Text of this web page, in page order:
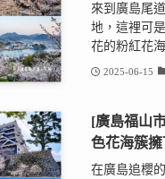
來到廣島尾
地，這裡可
花的粉紅花海
2025-06-15
[廣島福山
色花海簇
在廣島追櫻